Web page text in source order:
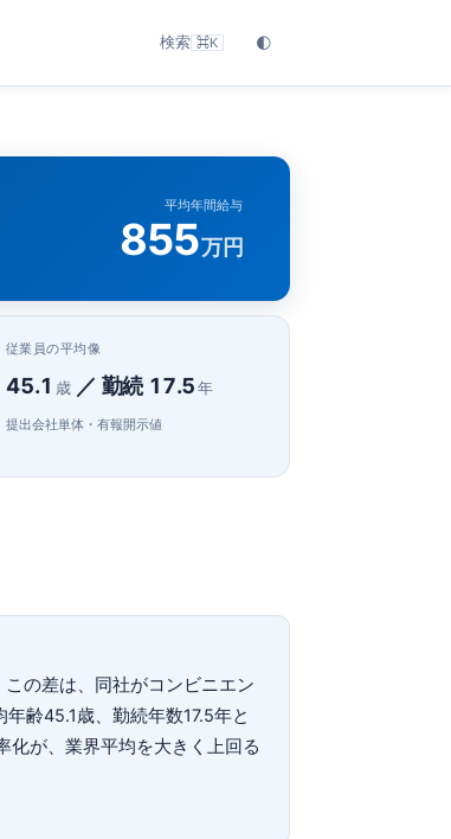
検索 ⌘K 🌓
平均年間給与
855万円
従業員の平均像
45.1 歳 ／ 勤続 17.5 年
提出会社単体・有報開示値
の差は、同社がコンビニエン
齢45.1歳、勤続年数17.5年と
化が、業界平均を大きく上回る